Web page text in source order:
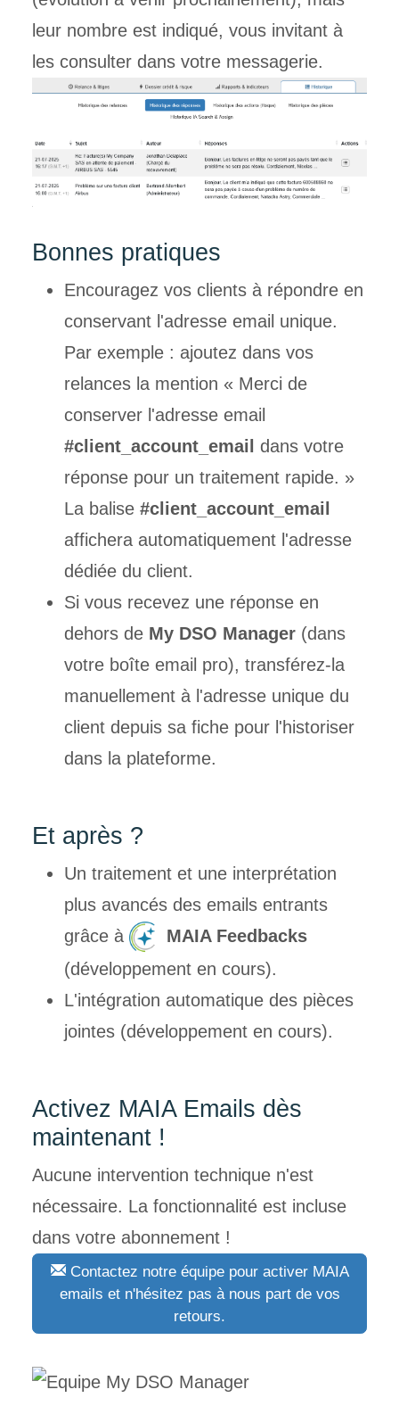
leur nombre est indiqué, vous invitant à
les consulter dans votre messagerie.
Bonnes pratiques
Encouragez vos clients à répondre en
conservant l'adresse email unique.
Par exemple : ajoutez dans vos
relances la mention « Merci de
conserver l'adresse email
#client_account_email dans votre
réponse pour un traitement rapide. »
La balise #client_account_email
affichera automatiquement l'adresse
dédiée du client.
Si vous recevez une réponse en
dehors de My DSO Manager(dans
votre boîte email pro), transférez-la
manuellement à l'adresse unique du
client depuis sa fiche pour l'historiser
dans la plateforme.
Et après ?
Un traitement et une interprétation
plus avancés des emails entrants
grâce à
MAIA Feedbacks
(développement en cours).
L'intégration automatique des pièces
jointes (développement en cours).
Activez MAIA Emails dès
maintenant !
Aucune intervention technique n'est
nécessaire. La fonctionnalité est incluse
dans votre abonnement !
Contactez notre équipe pour activer MAIA
emails et n'hésitez pas à nous part de vos
retours.